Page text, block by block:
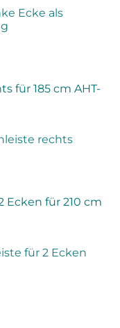
Ecke als
rechts
für 2 Ecken